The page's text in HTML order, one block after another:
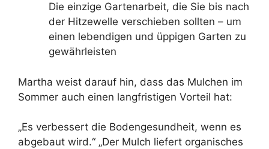
Die einzige Gartenarbeit, die Sie bis nach
der Hitzewelle verschieben sollten – um
einen lebendigen und üppigen Garten zu
gewährleisten
Martha weist darauf hin, dass das Mulchen im
Sommer auch einen langfristigen Vorteil hat:
„Es verbessert die Bodengesundheit, wenn es
abgebaut wird.“ „Der Mulch liefert organisches